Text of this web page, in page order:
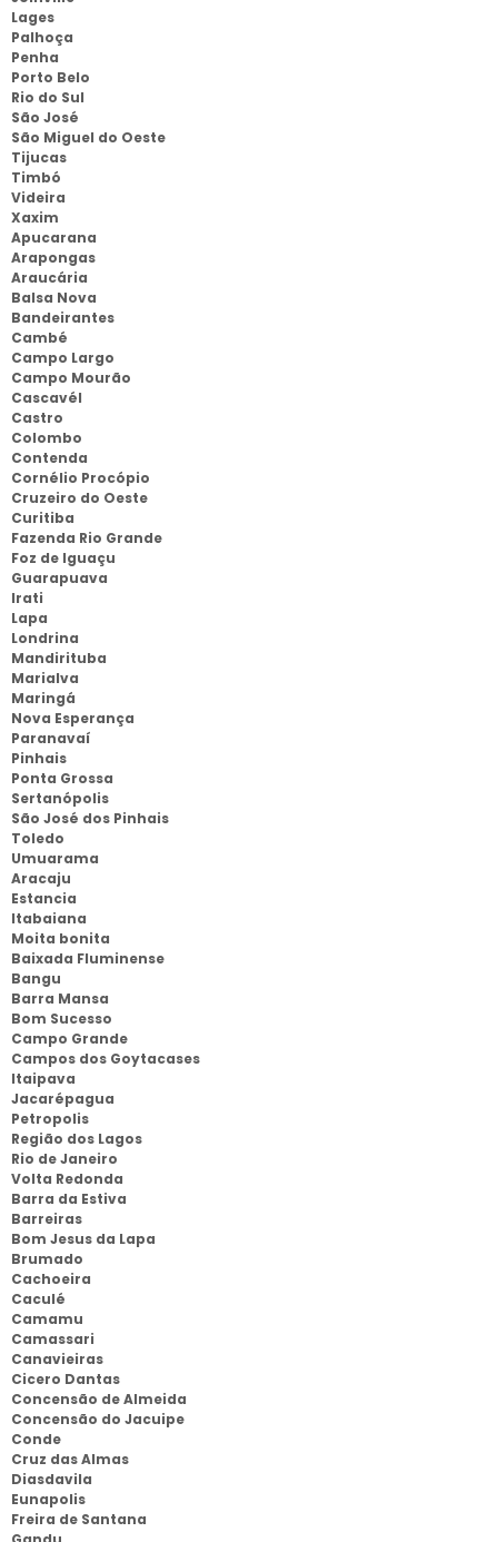
Lages
Palhoça
Penha
Porto Belo
Rio do Sul
São José
São Miguel do Oeste
Tijucas
Timbó
Videira
Xaxim
Apucarana
Arapongas
Araucária
Balsa Nova
Bandeirantes
Cambé
Campo Largo
Campo Mourão
Cascavél
Castro
Colombo
Contenda
Cornélio Procópio
Cruzeiro do Oeste
Curitiba
Fazenda Rio Grande
Foz de Iguaçu
Guarapuava
Irati
Lapa
Londrina
Mandirituba
Marialva
Maringá
Nova Esperança
Paranavaí
Pinhais
Ponta Grossa
Sertanópolis
São José dos Pinhais
Toledo
Umuarama
Aracaju
Estancia
Itabaiana
Moita bonita
Baixada Fluminense
Bangu
Barra Mansa
Bom Sucesso
Campo Grande
Campos dos Goytacases
Itaipava
Jacarépagua
Petropolis
Região dos Lagos
Rio de Janeiro
Volta Redonda
Barra da Estiva
Barreiras
Bom Jesus da Lapa
Brumado
Cachoeira
Caculé
Camamu
Camassari
Canavieiras
Cicero Dantas
Concensão de Almeida
Concensão do Jacuipe
Conde
Cruz das Almas
Diasdavila
Eunapolis
Freira de Santana